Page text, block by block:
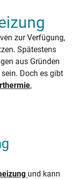
zur Verfügung,
Spätestens
aus Gründen
Doch es gibt
,
und kann